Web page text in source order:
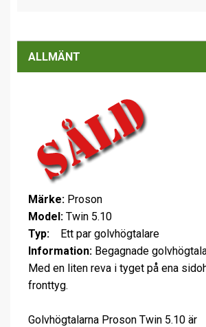
ALLMÄNT
Märke: Proson
Model: Twin 5.10
Typ:
Ett par golvhögtalare
Information: Begagnade
Med en liten reva i tyget på ena
fronttyg.
Golvhögtalarna Proson Twin 5.10 är